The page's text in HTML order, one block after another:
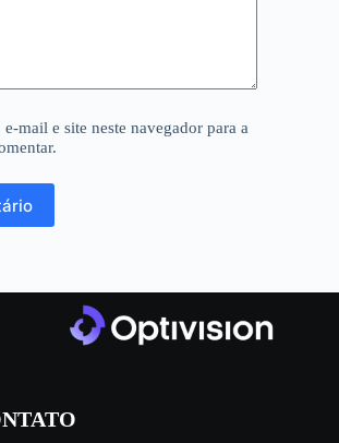
mail e site neste navegador para a